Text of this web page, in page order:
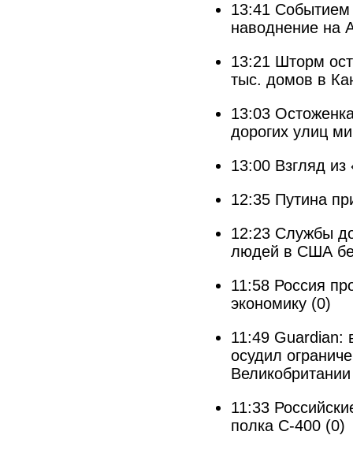
13:41 Событием
наводнение на
13:21 Шторм
тыс. домов в
13:03
дорогих улиц
13:00 Взгляд из
12:35 Путина
12:23 Службы
людей в США
11:58 Россия
экономику (0)
11:49 Guardian:
осудил
Великобритании
11:33
полка С-400 (0)